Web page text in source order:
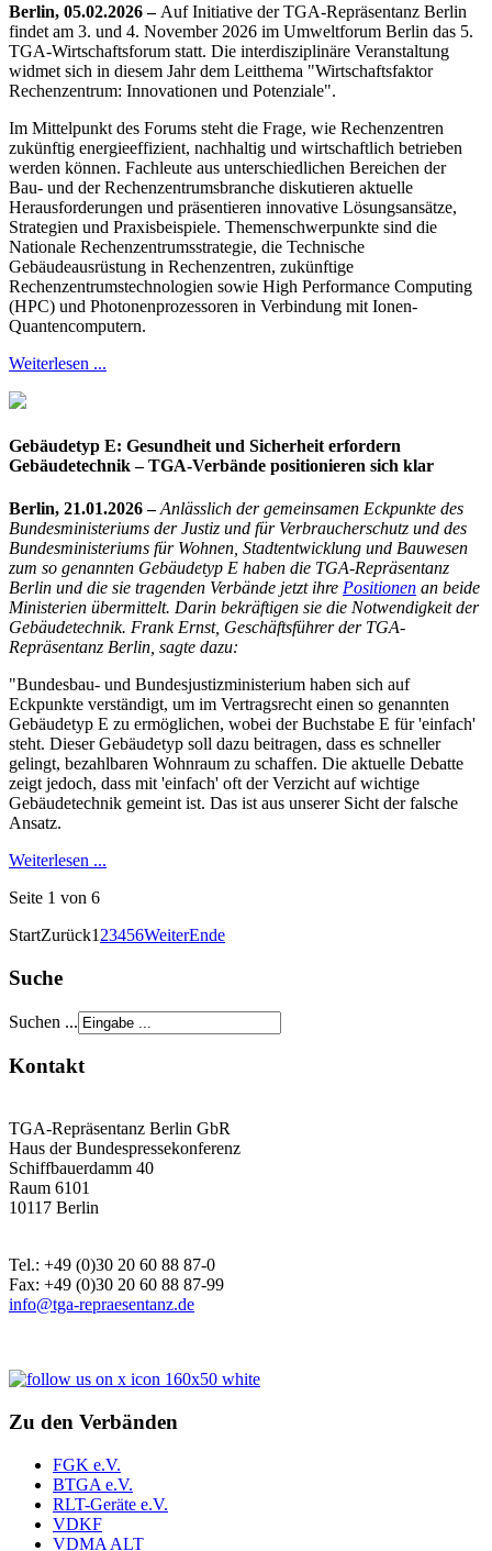
Berlin, 05.02.2026 – Auf Initiative der TGA-Repräsentanz Berlin
findet am 3. und 4. November 2026 im Umweltforum Berlin das 5.
TGA-Wirtschaftsforum statt. Die interdisziplinäre Veranstaltung
widmet sich in diesem Jahr dem Leitthema "Wirtschaftsfaktor
Rechenzentrum: Innovationen und Potenziale".
Im Mittelpunkt des Forums steht die Frage, wie Rechenzentren
zukünftig energieeffizient, nachhaltig und wirtschaftlich betrieben
werden können. Fachleute aus unterschiedlichen Bereichen der
Bau- und der Rechenzentrumsbranche diskutieren aktuelle
Herausforderungen und präsentieren innovative Lösungsansätze,
Strategien und Praxisbeispiele. Themenschwerpunkte sind die
Nationale Rechenzentrumsstrategie, die Technische
Gebäudeausrüstung in Rechenzentren, zukünftige
Rechenzentrumstechnologien sowie High Performance Computing
(HPC) und Photonenprozessoren in Verbindung mit Ionen-
Quantencomputern.
Weiterlesen ...
Gebäudetyp E: Gesundheit und Sicherheit erfordern
Gebäudetechnik – TGA-Verbände positionieren sich klar
Berlin, 21.01.2026 –Anlässlich der gemeinsamen Eckpunkte des
Bundesministeriums der Justiz und für Verbraucherschutz und des
Bundesministeriums für Wohnen, Stadtentwicklung und Bauwesen
zum so genannten Gebäudetyp E haben die TGA-Repräsentanz
Berlin und die sie tragenden Verbände jetzt ihre Positionen an beide
Ministerien übermittelt. Darin bekräftigen sie die Notwendigkeit der
Gebäudetechnik. Frank Ernst, Geschäftsführer der TGA-
Repräsentanz Berlin, sagte dazu:
"Bundesbau- und Bundesjustizministerium haben sich auf
Eckpunkte verständigt, um im Vertragsrecht einen so genannten
Gebäudetyp E zu ermöglichen, wobei der Buchstabe E für 'einfach'
steht. Dieser Gebäudetyp soll dazu beitragen, dass es schneller
gelingt, bezahlbaren Wohnraum zu schaffen. Die aktuelle Debatte
zeigt jedoch, dass mit 'einfach' oft der Verzicht auf wichtige
Gebäudetechnik gemeint ist. Das ist aus unserer Sicht der falsche
Ansatz.
Weiterlesen ...
Seite 1 von 6
StartZurück1 23456WeiterEnde
Suche
Suchen ...
Kontakt
TGA-Repräsentanz Berlin GbR
Haus der Bundespressekonferenz
Schiffbauerdamm 40
Raum 6101
10117 Berlin
Tel.: +49 (0)30 20 60 88 87-0
Fax: +49 (0)30 20 60 88 87-99
info@tga-repraesentanz.de
Zu den Verbänden
FGK e.V.
BTGA e.V.
RLT-Geräte e.V.
VDKF
VDMA ALT